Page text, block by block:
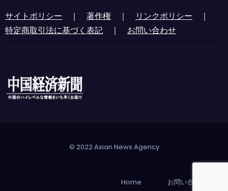
サイトポリシー ｜ 著作権 ｜ リンクポリシー ｜
特定商取引法に基づく表記 ｜ お問い合わせ
© 2022 Asian News Agency
Home お問い合わせ